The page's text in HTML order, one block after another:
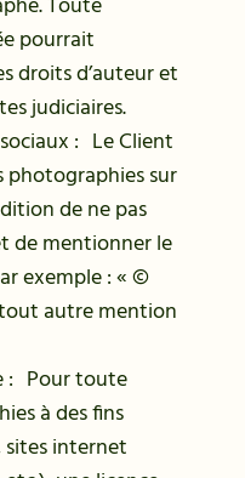
pourrait
droits d’auteur et
judiciaires.
: Le Client
photographies sur
de ne pas
de mentionner le
exemple : « ©
autre mention
: Pour toute
à des fins
sites internet